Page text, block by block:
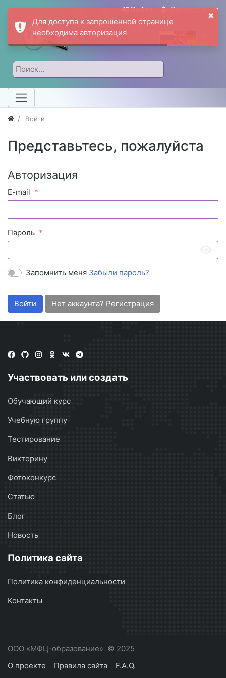
Войти Регистрация
Войти
Представьтесь, пожалуйста
Авторизация
E-mail
Пароль
Запомнить меня Забыли пароль?
Войти Нет аккаунта? Регистрация
Участвовать или создать
Обучающий курс
Учебную группу
Тестирование
Викторину
Фотоконкурс
Статью
Блог
Новость
Политика сайта
Политика конфиденциальности
Контакты
ООО «МФЦ-образование» © 2025
О проекте
Правила сайта F.A.Q.
×
Для доступа к запрошенной странице
необходима авторизация